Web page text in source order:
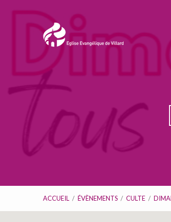
ACCUEIL / ÉVÈNEMENTS / CULTE /